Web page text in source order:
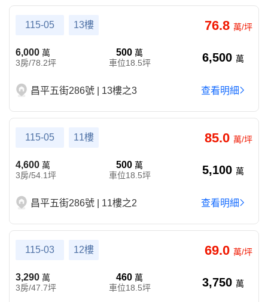
115-05 13樓 76.8 萬/坪
6,000 萬
3房/78.2坪
500萬
車位18.5坪
6,500 萬
昌平五街286號 | 13樓之3 查看明細
115-05 11樓 85.0 萬/坪
4,600 萬
3房/54.1坪
500萬
車位18.5坪
5,100 萬
昌平五街286號 | 11樓之2 查看明細
115-03 12樓 69.0 萬/坪
3,290 萬
3房/47.7坪
460萬
車位18.5坪
3,750 萬